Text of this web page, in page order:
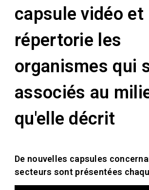
capsule vidéo et
répertorie les
organismes qui
associés au
qu'elle décrit
De nouvelles capsules
secteurs sont présentées